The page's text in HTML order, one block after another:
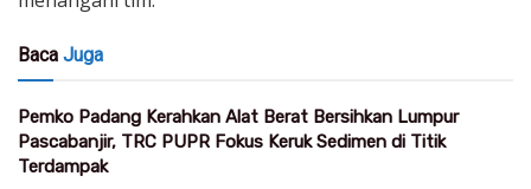
Baca Juga
Pemko Padang Kerahkan Alat Berat Bersihkan Lumpur
Pascabanjir, TRC PUPR Fokus Keruk Sedimen di Titik
Terdampak